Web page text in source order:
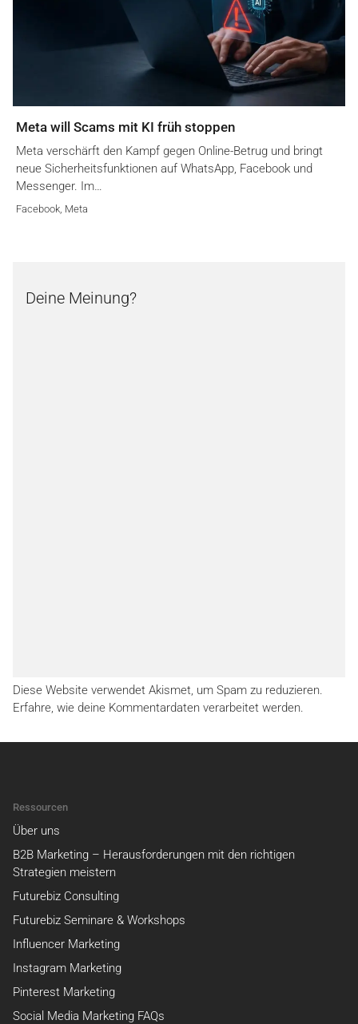
Meta will Scams mit KI früh stoppen
Meta verschärft den Kampf gegen Online-Betrug und bringt
neue Sicherheitsfunktionen auf WhatsApp, Facebook und
Messenger. Im…
Facebook Meta
Deine Meinung?
Diese Website verwendet Akismet, um Spam zu reduzieren.
Erfahre, wie deine Kommentardaten verarbeitet werden.
Ressourcen
Über uns
B2B Marketing – Herausforderungen mit den richtigen
Strategien meistern
Futurebiz Consulting
Futurebiz Seminare & Workshops
Influencer Marketing
Instagram Marketing
Pinterest Marketing
Social Media Marketing FAQs